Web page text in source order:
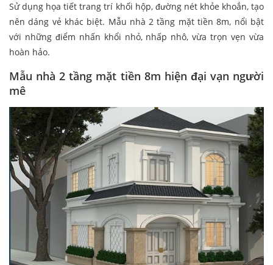
Sử dụng họa tiết trang trí khối hộp, đường nét khỏe khoắn, tạo
nên dáng vẻ khác biệt. Mẫu nhà 2 tầng mặt tiền 8m, nổi bật
với những điểm nhấn khổi nhỏ, nhấp nhô, vừa trọn vẹn vừa
hoàn hảo.
Mẫu nhà 2 tầng mặt tiền 8m hiện đại vạn người
mê